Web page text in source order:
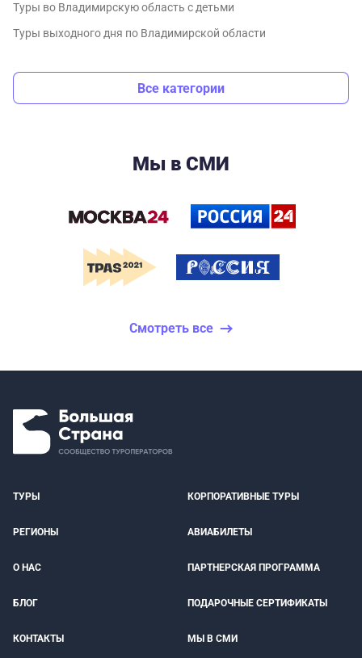
Туры во Владимирскую область с детьми
Туры выходного дня по Владимирской области
Все категории
Мы в СМИ
Смотреть все
ТУРЫ КОРПОРАТИВНЫЕ ТУРЫ
РЕГИОНЫ АВИАБИЛЕТЫ
О НАС ПАРТНЕРСКАЯ ПРОГРАММА
БЛОГ ПОДАРОЧНЫЕ СЕРТИФИКАТЫ
КОНТАКТЫ МЫ В СМИ